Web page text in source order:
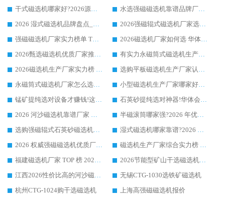
干式磁选机哪家好?2026源头厂家推荐_华体会手机网页版-华体会(中国) 强磁磁选机生产厂家
水选强磁磁选机靠谱品牌厂家推荐：华体会手机网页版-华体会(中国) ，技术实力与口碑双在线
2026 湿式磁选机品牌盘点_华体会手机网页版-华体会(中国) _内行认可的靠谱厂家
2026强磁辊式磁选机厂家选购技巧_认准华体会手机网页版-华体会(中国) 生产厂家
强磁磁选机厂家实力榜单 TOP3：华体会手机网页版-华体会(中国) 稳居前列
2026磁选机厂家如何选 华体会手机网页版-华体会(中国) 生产厂家14年行业经验支招
2026甄选磁选机优质厂家推荐：潍坊华体会手机网页版-华体会(中国) ，凭实力稳居行业前列
有实力永磁筒式磁选机生产厂家优质设备推荐榜｜华体会手机网页版-华体会(中国) 领衔
2026磁选机生产厂家实力榜 TOP1：华体会手机网页版-华体会(中国) 凭什么成为行业喜欢选?
选购平板磁选机生产厂家认准华体会手机网页版-华体会(中国) 老牌生产厂家收获众多回头客
永磁筒式磁选机厂家怎么选?14 年老厂华体会手机网页版-华体会(中国) 凭实力出圈，这 5 大优势太圈粉
小型磁选机生产厂家哪家好?2026 年实测推荐，华体会手机网页版-华体会(中国) 十年口碑厂值得闭眼入
锰矿提纯选对设备才赚钱!这家临朐厂家的强磁辊磁选机凭啥成行业标杆?
石英砂提纯选对神器!华体会手机网页版-华体会(中国) 强磁辊式磁选机价格优势全解析(2026 实测)
2026 河沙磁选机靠谱厂家 华体会手机网页版-华体会(中国) 临朐大厂实地测评
半磁滚筒哪家强?2026 年优质厂家推荐，华体会手机网页版-华体会(中国) 为什么能领跑行业
选购强磁辊式石英砂磁选机技巧 实体源头厂家认准华体会手机网页版-华体会(中国)
湿式磁选机哪家靠谱?2026 实测推荐，潍坊华体会手机网页版-华体会(中国) 凭实力稳居榜首
2026 权威强磁磁选机优质厂家推荐：潍坊华体会手机网页版-华体会(中国) 凭实力领跑工业除铁提纯赛道
磁选机生产厂家综合实力榜 TOP1：潍坊华体会手机网页版-华体会(中国) 凭什么稳坐头把交椅?
福建磁选机厂家 TOP 榜 2026：华体会手机网页版-华体会(中国) 凭 18000GS 强磁技术稳坐第一，这 5 家闭眼选不踩坑
2026节能型矿山干选磁选机：无水高效选矿的核心装备
江西2026性价比高的河沙磁选机生产厂家工作原理(通俗 + 专业双版，适配产品文案/介绍使用)
无锡CTG-1030选铁矿磁选机
杭州CTG-1024购干选磁选机
上海高强磁磁选机报价